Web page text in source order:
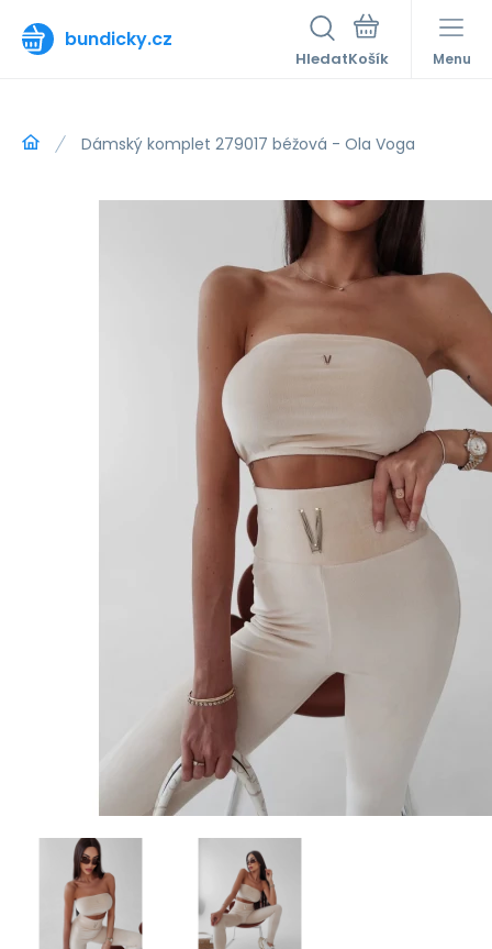
bundicky.cz
Hledat Menu
Dámský komplet 279017 béžová - Ola Voga